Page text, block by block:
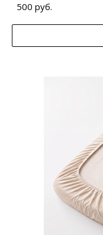
500 руб.